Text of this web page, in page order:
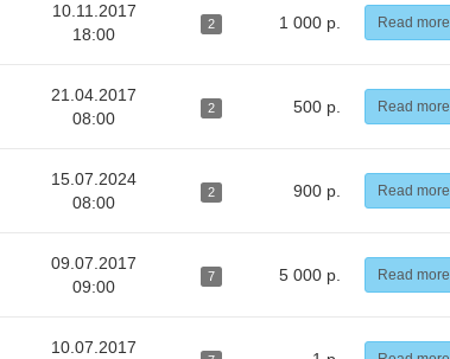
10.11.2017
18:00
2 1 000 р. Read more
21.04.2017
08:00
2 500 р. Read more
15.07.2024
08:00
2 900 р. Read more
09.07.2017
09:00
7 5 000 р. Read more
10.07.2017